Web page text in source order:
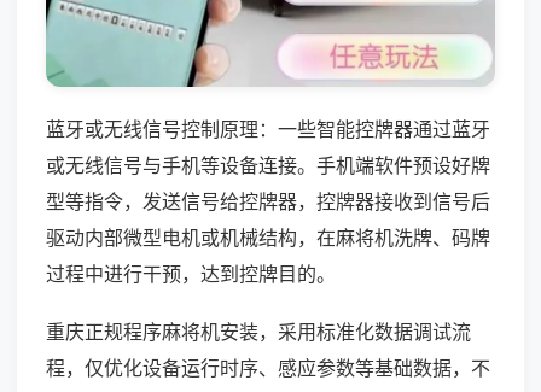
蓝牙或无线信号控制原理：一些智能控牌器通过蓝牙
或无线信号与手机等设备连接。手机端软件预设好牌
型等指令，发送信号给控牌器，控牌器接收到信号后
驱动内部微型电机或机械结构，在麻将机洗牌、码牌
过程中进行干预，达到控牌目的。
重庆正规程序麻将机安装，采用标准化数据调试流
程，仅优化设备运行时序、感应参数等基础数据，不